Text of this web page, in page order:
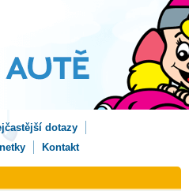
dotazy
Kontakt